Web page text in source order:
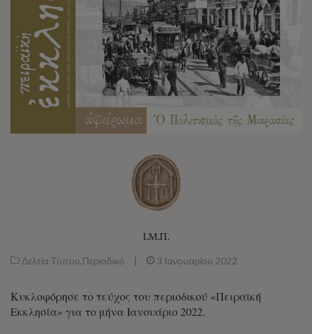
Ι.Μ.Π.
Δελτία Τύπου,Περιοδικό | 3 Ιανουαρίου 2022
Κυκλοφόρησε το τεύχος του περιοδικού «Πειραϊκή
Εκκλησία» για το μήνα Ιανουάριο 2022.